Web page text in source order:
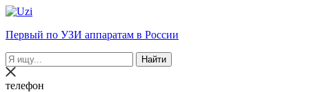
Первый по УЗИ аппаратам в России
Найти
телефон